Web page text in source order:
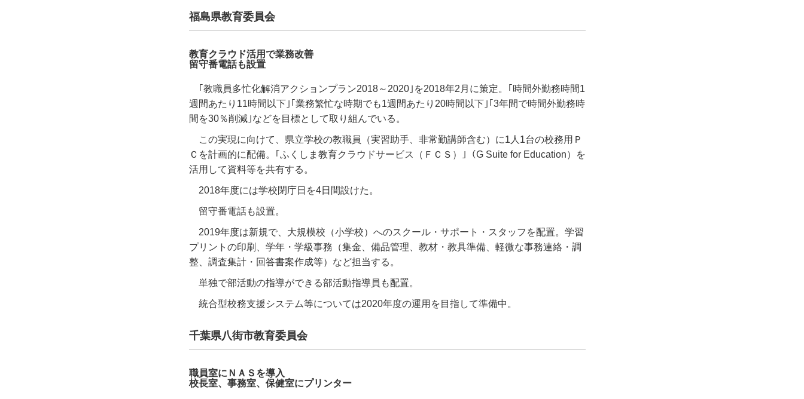
福島県教育委員会
教育クラウド活用で業務改善
留守番電話も設置
｢教職員多忙化解消アクションプラン2018～2020｣を2018年2月に策定。｢時間外勤務時間1
週間あたり11時間以下｣｢業務繁忙な時期でも1週間あたり20時間以下｣｢3年間で時間外勤務時
間を30％削減｣などを目標として取り組んでいる。
この実現に向けて、県立学校の教職員（実習助手、非常勤講師含む）に1人1台の校務用Ｐ
Ｃを計画的に配備。｢ふくしま教育クラウドサービス（ＦＣＳ）｣（G Suite for Education）を
活用して資料等を共有する。
2018年度には学校閉庁日を4日間設けた。
留守番電話も設置。
2019年度は新規で、大規模校（小学校）へのスクール・サポート・スタッフを配置。学習
プリントの印刷、学年・学級事務（集金、備品管理、教材・教具準備、軽微な事務連絡・調
整、調査集計・回答書案作成等）など担当する。
単独で部活動の指導ができる部活動指導員も配置。
統合型校務支援システム等については2020年度の運用を目指して準備中。
千葉県八街市教育委員会
職員室にＮＡＳを導入
校長室、事務室、保健室にプリンター